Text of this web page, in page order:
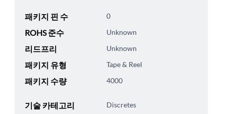
패키지 핀 수 0
ROHS 준수 Unknown
리드프리 Unknown
패키지 유형 Tape & Reel
패키지 수량 4000
기술 카테고리 Discretes